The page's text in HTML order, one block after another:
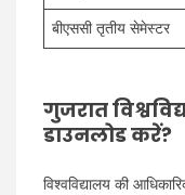
बीएससी तृतीय सेमेस्टर
गुजरात
डाउनलोड करें?
विश्वविद्यालय की